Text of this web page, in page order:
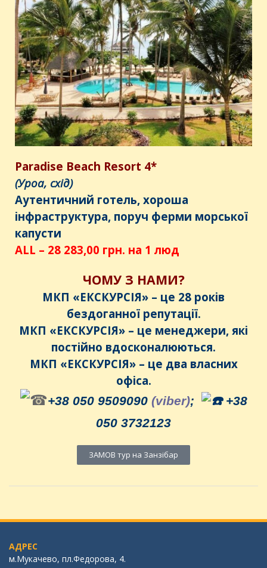
Paradise Beach Resort 4*
(Уроа, схід)
Аутентичний готель, хороша
інфраструктура, поруч ферми морської
капусти
ALL – 28 283,00 грн. на 1 люд
ЧОМУ З НАМИ?
МКП «ЕКСКУРСІЯ» – це 28 років
бездоганної репутації.
МКП «ЕКСКУРСІЯ» – це менеджери, які
постійно вдосконалюються.
МКП «ЕКСКУРСІЯ» – це два власних
офіса.
+38 050 9509090 (viber);
+38
050 3732123
ЗАМОВ тур на Занзібар
АДРЕС
м.Мукачево, пл.Федорова, 4.